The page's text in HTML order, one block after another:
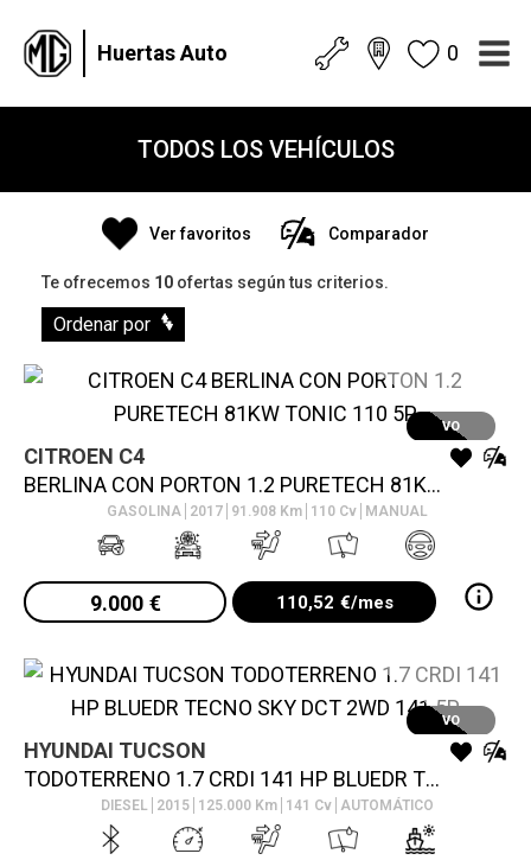
Huertas Auto 0
TODOS LOS VEHÍCULOS
Ver favoritos Comparador
Te ofrecemos 10 ofertas según tus criterios.
Ordenar por
VO
CITROEN C4
BERLINA CON PORTON 1.2 PURETECH 81KW TONIC 110 5P
GASOLINA 2017 91.908 Km 110 Cv MANUAL
9.000 € 110,52 €/mes
VO
HYUNDAI TUCSON
TODOTERRENO 1.7 CRDI 141 HP BLUEDR TECNO SKY DCT 2WD 141 5P
DIESEL 2015 125.000 Km 141 Cv AUTOMÁTICO